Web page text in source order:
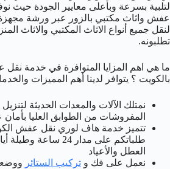
لتلبية بسرعة وبأعلى معايير الجودة حيث
عفش واثاث مكتبي بالزور عبر ورشة مجهزة
لنقل جميع أنواع الاثاث المكتبي والاثاث
تطلبونه.
ما هي اهم المزايا المتوافرة في خدمة
بالكويت ؟ يتوافر لدينا أهم المميزات
نمتلك الآلات والمعدات الحديثة
المفروشات من الطوابق العليا بأمان
تتميز خدمة هاف لوري نقل عفش
طلباتكم على مدار 24
العطل والأعياد
نعمل على فك و تركيب الستائر